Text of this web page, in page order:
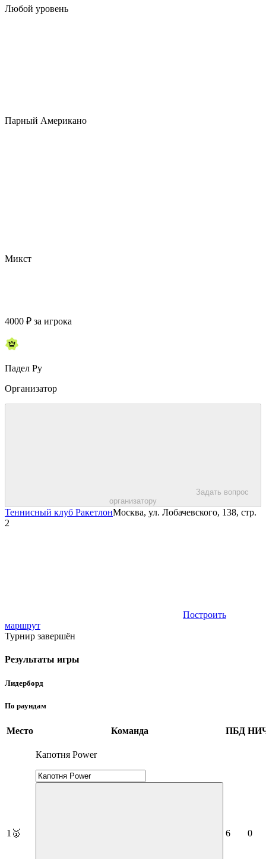
Любой уровень
Парный Американо
Микст
4000 ₽ за игрока
Падел Ру
Организатор
Задать вопрос
организатору
Теннисный клуб РакетлонМосква, ул. Лобачевского, 138, стр.
2
Построить
маршрут
Турнир завершён
Результаты игры
Лидерборд
По раундам
Место Команда ПБД
1 🥇
Капотня Power
6 0